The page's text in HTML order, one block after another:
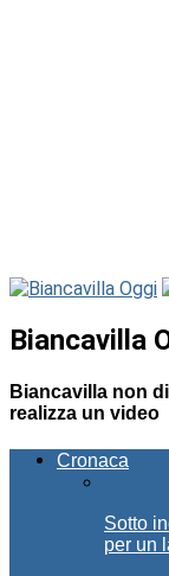
Biancavilla
Biancavilla non
realizza un video
Cronaca
Sotto
per un